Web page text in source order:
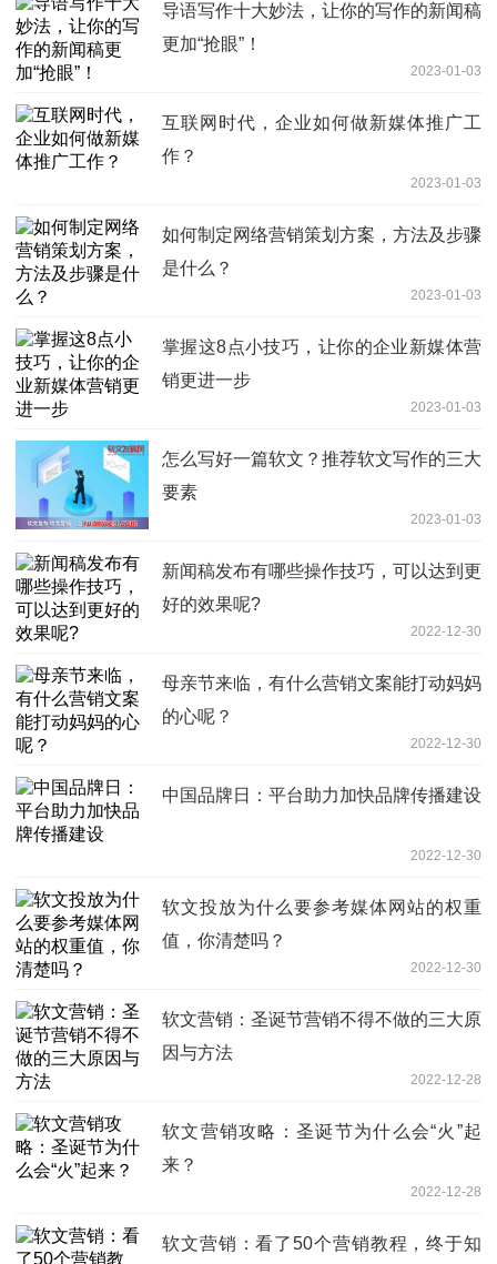
导语写作十大妙法，让你的写作的新闻稿
更加“抢眼”！
2023-01-03
互联网时代，企业如何做新媒体推广工
作？
2023-01-03
如何制定网络营销策划方案，方法及步骤
是什么？
2023-01-03
掌握这8点小技巧，让你的企业新媒体营
销更进一步
2023-01-03
怎么写好一篇软文？推荐软文写作的三大
要素
2023-01-03
新闻稿发布有哪些操作技巧，可以达到更
好的效果呢?
2022-12-30
母亲节来临，有什么营销文案能打动妈妈
的心呢？
2022-12-30
中国品牌日：平台助力加快品牌传播建设
2022-12-30
软文投放为什么要参考媒体网站的权重
值，你清楚吗？
2022-12-30
软文营销：圣诞节营销不得不做的三大原
因与方法
2022-12-28
软文营销攻略：圣诞节为什么会“火”起
来？
2022-12-28
软文营销：看了50个营销教程，终于知